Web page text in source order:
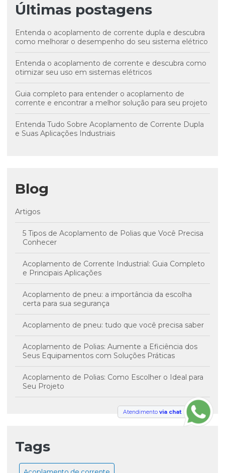
Últimas postagens
Entenda o acoplamento de corrente dupla e descubra
como melhorar o desempenho do seu sistema elétrico
Entenda o acoplamento de corrente e descubra como
otimizar seu uso em sistemas elétricos
Guia completo para entender o acoplamento de
corrente e encontrar a melhor solução para seu projeto
Entenda Tudo Sobre Acoplamento de Corrente Dupla
e Suas Aplicações Industriais
Blog
Artigos
5 Tipos de Acoplamento de Polias que Você Precisa
Conhecer
Acoplamento de Corrente Industrial: Guia Completo
e Principais Aplicações
Acoplamento de pneu: a importância da escolha
certa para sua segurança
Acoplamento de pneu: tudo que você precisa saber
Acoplamento de Polias: Aumente a Eficiência dos
Seus Equipamentos com Soluções Práticas
Acoplamento de Polias: Como Escolher o Ideal para
Seu Projeto
Acoplamento Mecânico: O que é e como funciona?
Acoplamentos de Borracha: Benefícios, Aplicações e
Tags
Atendimento via chat